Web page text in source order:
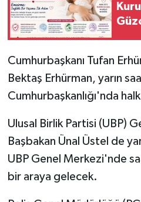
Cumhurbaşkanı Tufan
Bektaş Erhürman, yarın
Cumhurbaşkanlığı'nda
Ulusal Birlik Partisi (UBP)
Başbakan Ünal Üstel de
UBP Genel Merkezi'nde
bir araya gelecek.